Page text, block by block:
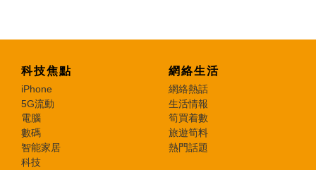
科技焦點
iPhone
5G流動
電腦
數碼
智能家居
科技
網絡生活
網絡熱話
生活情報
筍買着數
旅遊筍料
熱門話題